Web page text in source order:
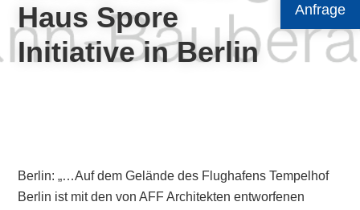
Anfrage
Haus Spore
Initiative in Berlin
Berlin: „…Auf dem Gelände des Flughafens Tempelhof
Berlin ist mit den von AFF Architekten entworfenen